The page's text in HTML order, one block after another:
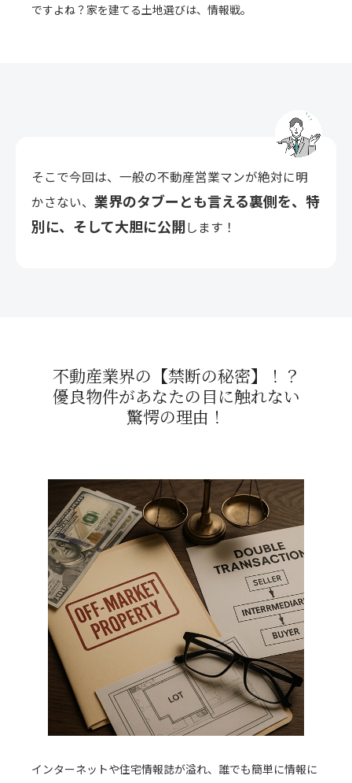
ですよね？家を建てる土地選びは、情報戦。
そこで今回は、一般の不動産営業マンが絶対に明
かさない、業界のタブーとも言える裏側を、特
別に、そして大胆に公開します！
不動産業界の【禁断の秘密】！？
優良物件があなたの目に触れない
驚愕の理由！
インターネットや住宅情報誌が溢れ、誰でも簡単に情報に